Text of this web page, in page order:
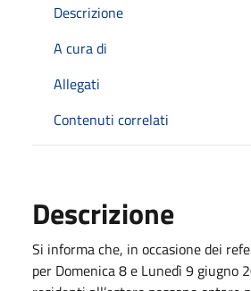
Descrizione
A cura di
Allegati
Contenuti correlati
Descrizione
Si informa che, in occasione dei
per Domenica 8 e Lunedì 9 giugno